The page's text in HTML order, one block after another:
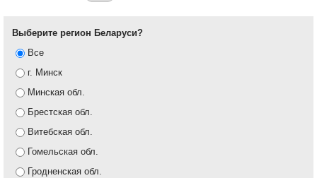
Выберите регион Беларуси?
Все
г. Минск
Минская обл.
Брестская обл.
Витебская обл.
Гомельская обл.
Гродненская обл.